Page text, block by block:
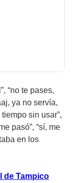
“no te pases,
ya no servía,
sin usar”,
pasó”, “sí, me
en los
de Tampico